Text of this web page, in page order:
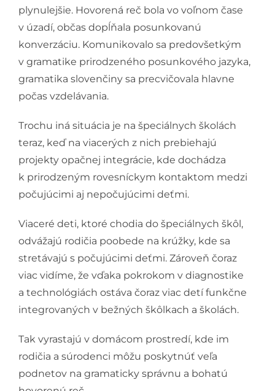
plynulejšie. Hovorená reč bola vo voľnom čase
v úzadí, občas dopĺňala posunkovanú
konverzáciu. Komunikovalo sa predovšetkým
v gramatike prirodzeného posunkového jazyka,
gramatika slovenčiny sa precvičovala hlavne
počas vzdelávania.
Trochu iná situácia je na špeciálnych školách
teraz, keď na viacerých z nich prebiehajú
projekty opačnej integrácie, kde dochádza
k prirodzeným rovesníckym kontaktom medzi
počujúcimi aj nepočujúcimi deťmi.
Viaceré deti, ktoré chodia do špeciálnych škôl,
odvážajú rodičia poobede na krúžky, kde sa
stretávajú s počujúcimi deťmi. Zároveň čoraz
viac vidíme, že vďaka pokrokom v diagnostike
a technológiách ostáva čoraz viac detí funkčne
integrovaných v bežných škôlkach a školách.
Tak vyrastajú v domácom prostredí, kde im
rodičia a súrodenci môžu poskytnúť veľa
podnetov na gramaticky správnu a bohatú